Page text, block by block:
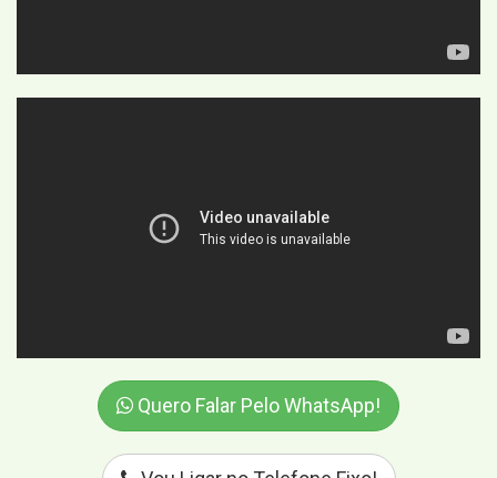
Quero Falar Pelo WhatsApp!